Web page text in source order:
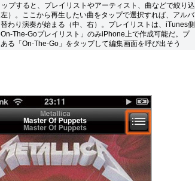
プすると、プレイリストやアーティスト、曲などで絞り込
）。ここから再生したい曲をタップで選択すれば、アルバ
わり演奏が始まる（中、右）。プレイリストは、iTunes側
The-Goプレイリスト」のみiPhone上で作成可能だ。プ
る「On-The-Go」をタップして編集画面を呼び出そう